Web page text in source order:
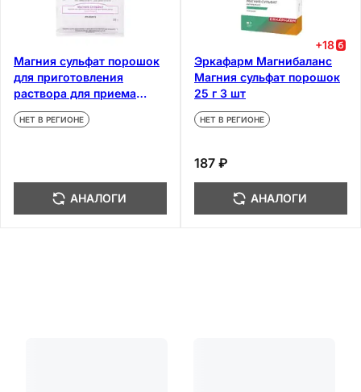
Магния сульфат порошок
для приготовления
раствора для приема
внутрь 25 г
НЕТ В РЕГИОНЕ
АНАЛОГИ
+18
Эркафарм Магнибаланс
Магния сульфат порошок
25 г 3 шт
НЕТ В РЕГИОНЕ
187 ₽
АНАЛОГИ